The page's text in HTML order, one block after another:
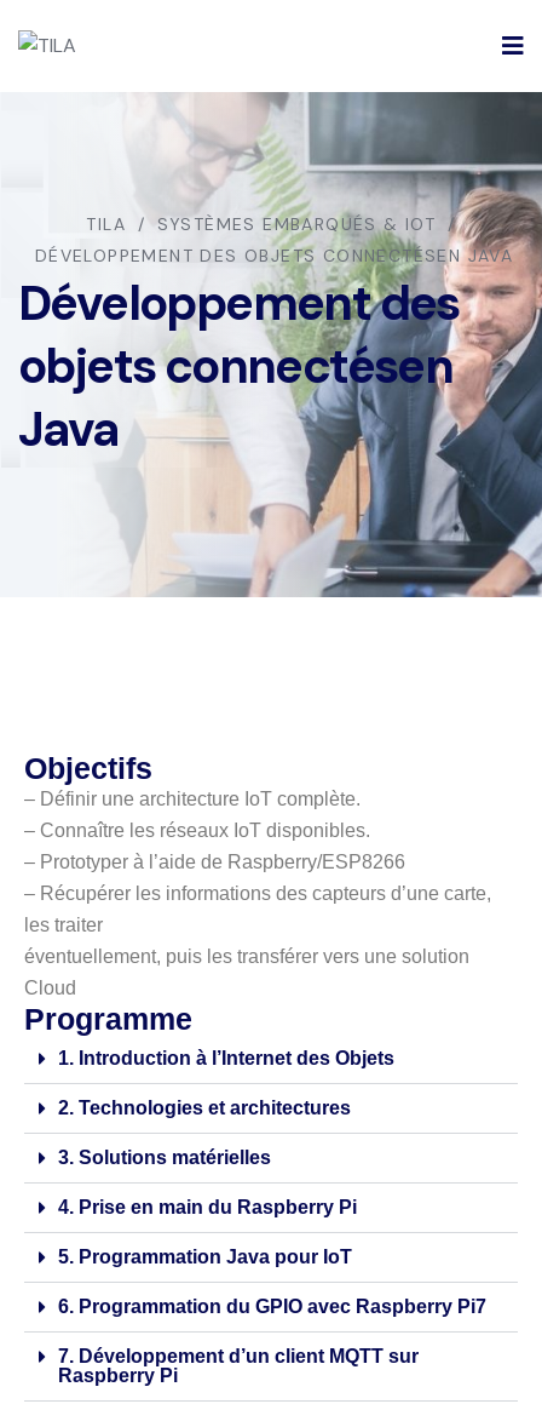
TILA
SYSTÈMES EMBARQUÉS & IOT
DÉVELOPPEMENT DES OBJETS CONNECTÉSEN JAVA
Développement des
objets connectésen
Java
Objectifs
– Définir une architecture IoT complète.
– Connaître les réseaux IoT disponibles.
– Prototyper à l’aide de Raspberry/ESP8266
– Récupérer les informations des capteurs d’une carte,
les traiter
éventuellement, puis les transférer vers une solution
Cloud
Programme
1. Introduction à l’Internet des Objets
2. Technologies et architectures
3. Solutions matérielles
4. Prise en main du Raspberry Pi
5. Programmation Java pour IoT
6. Programmation du GPIO avec Raspberry Pi7
7. Développement d’un client MQTT sur
Raspberry Pi